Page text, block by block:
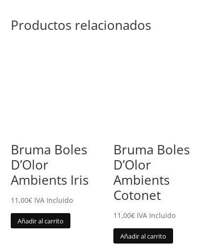
Productos relacionados
Bruma Boles
D’Olor
Ambients Iris
11,00€ IVA Incluido
Añadir al carrito
Bruma Boles
D’Olor
Ambients
Cotonet
11,00€ IVA Incluido
Añadir al carrito